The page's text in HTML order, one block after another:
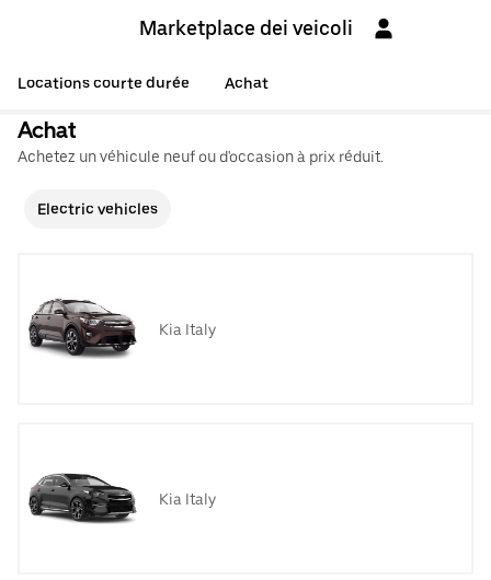
Marketplace dei veicoli
Locations courte durée Achat
Achat
Achetez un véhicule neuf ou d'occasion à prix réduit.
Electric vehicles
Kia Italy
Kia Italy